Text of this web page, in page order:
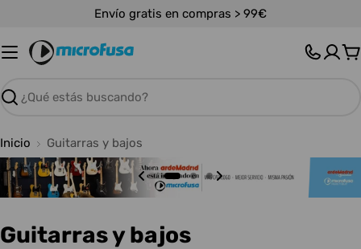
contenido
Envío gratis en compras > 99€
Buscar
Inicio Guitarras y bajos
C
Guitarras y bajos